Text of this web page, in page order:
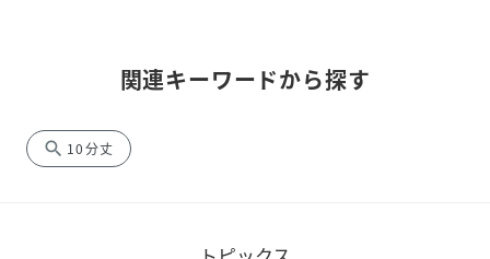
関連キーワードから探す
search 10分丈